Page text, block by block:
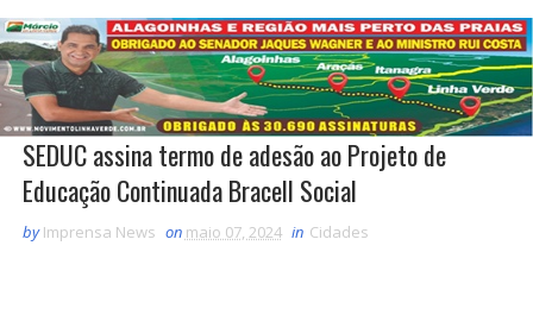
SEDUC assina termo de adesão ao Projeto de
Educação Continuada Bracell Social
by Imprensa News on maio 07, 2024 in Cidades